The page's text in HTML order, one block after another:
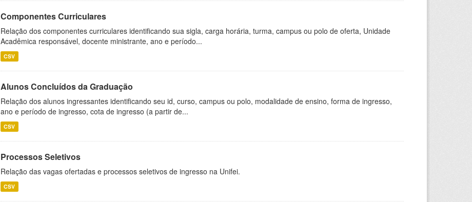
Componentes Curriculares
Relação dos componentes curriculares identificando sua sigla, carga horária, turma, campus ou polo de oferta, Unidade
Acadêmica responsável, docente ministrante, ano e período...
CSV
Alunos Concluídos da Graduação
Relação dos alunos ingressantes identificando seu id, curso, campus ou polo, modalidade de ensino, forma de ingresso,
ano e período de ingresso, cota de ingresso (a partir de...
CSV
Processos Seletivos
Relação das vagas ofertadas e processos seletivos de ingresso na Unifei.
CSV